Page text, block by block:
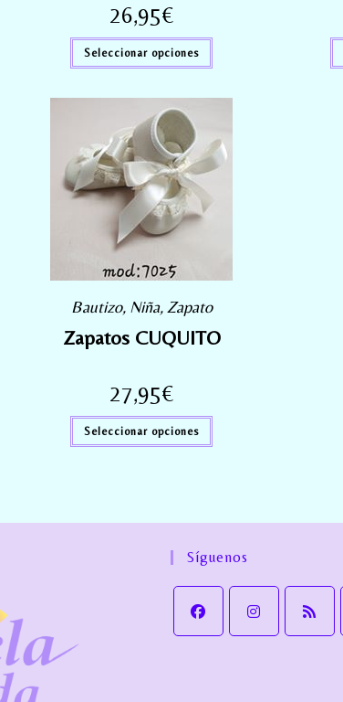
26,95€
Seleccionar opciones
Bautizo, Niña,Zapato
Zapatos CUQUITO
27,95€
Seleccionar opciones
Síguenos